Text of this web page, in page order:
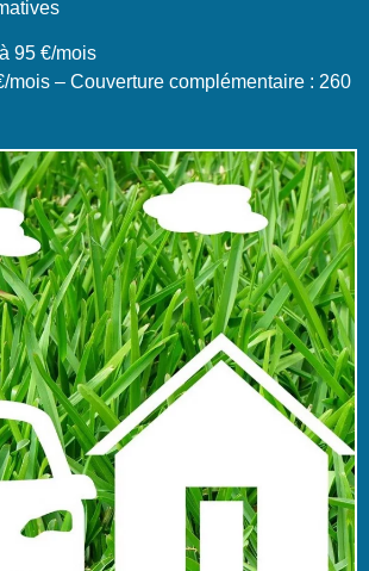
95 €/mois
mois – Couverture complémentaire : 260